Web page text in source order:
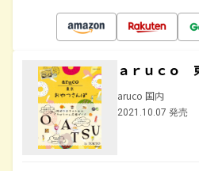
ａｒｕｃｏ
aruco 国内
2021.10.07 発売